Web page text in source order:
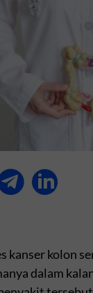
kanser kolon
dalam